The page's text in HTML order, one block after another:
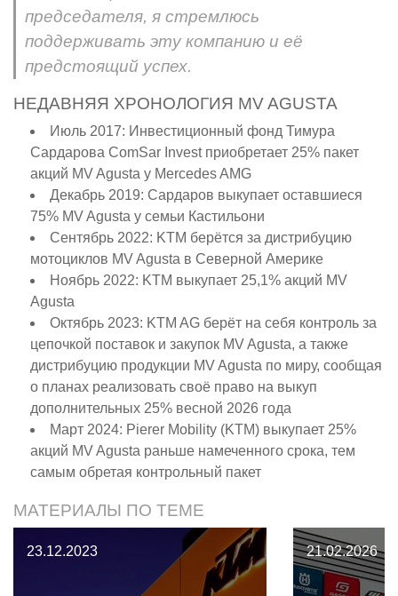
председателя, я стремлюсь
поддерживать эту компанию и её
предстоящий успех.
НЕДАВНЯЯ ХРОНОЛОГИЯ MV AGUSTA
Июль 2017: Инвестиционный фонд Тимура
Сардарова ComSar Invest приобретает 25% пакет
акций MV Agusta у Mercedes AMG
Декабрь 2019: Сардаров выкупает оставшиеся
75% MV Agusta у семьи Кастильони
Сентябрь 2022: KTM берётся за дистрибуцию
мотоциклов MV Agusta в Северной Америке
Ноябрь 2022: KTM выкупает 25,1% акций MV
Agusta
Октябрь 2023: KTM AG берёт на себя контроль за
цепочкой поставок и закупок MV Agusta, а также
дистрибуцию продукции MV Agusta по миру, сообщая
о планах реализовать своё право на выкуп
дополнительных 25% весной 2026 года
Март 2024: Pierer Mobility (KTM) выкупает 25%
акций MV Agusta раньше намеченного срока, тем
самым обретая контрольный пакет
МАТЕРИАЛЫ ПО ТЕМЕ
23.12.2023 21.02.2026